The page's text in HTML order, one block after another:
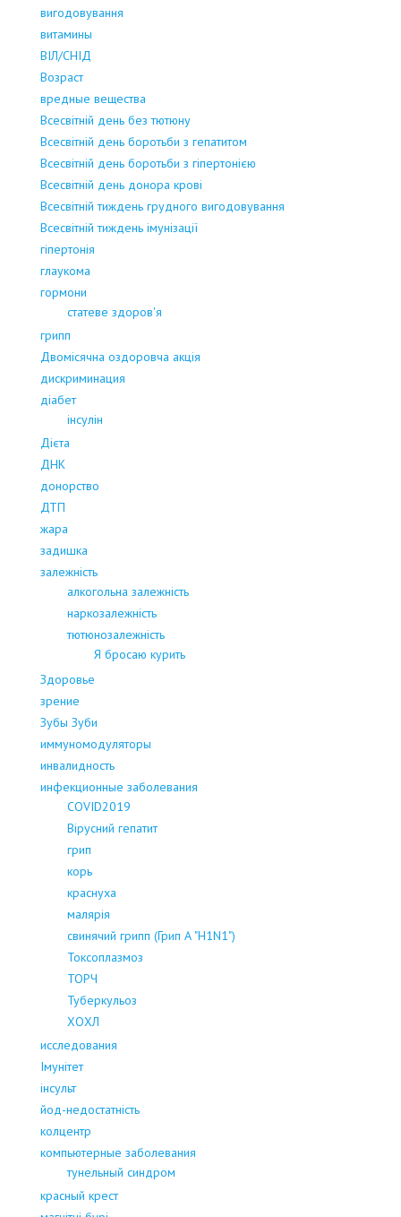
вигодовування
витамины
ВІЛ/СНІД
Возраст
вредные вещества
Всесвітній день без тютюну
Всесвітній день боротьби з гепатитом
Всесвітній день боротьби з гіпертонією
Всесвітній день донора крові
Всесвітній тиждень грудного вигодовування
Всесвітній тиждень імунізації
гіпертонія
глаукома
гормони
статеве здоров'я
грипп
Двомісячна оздоровча акція
дискриминация
діабет
інсулін
Дієта
ДНК
донорство
ДТП
жара
задишка
залежність
алкогольна залежність
наркозалежність
тютюнозалежність
Я бросаю курить
Здоровье
зрение
Зубы Зуби
иммуномодуляторы
инвалидность
инфекционные заболевания
COVID2019
Вірусний гепатит
грип
корь
краснуха
малярія
свинячий грипп (Грип А "H1N1")
Токсоплазмоз
ТОРЧ
Туберкульоз
ХОХЛ
исследования
Імунітет
інсульт
йод-недостатність
колцентр
компьютерные заболевания
тунельный синдром
красный крест